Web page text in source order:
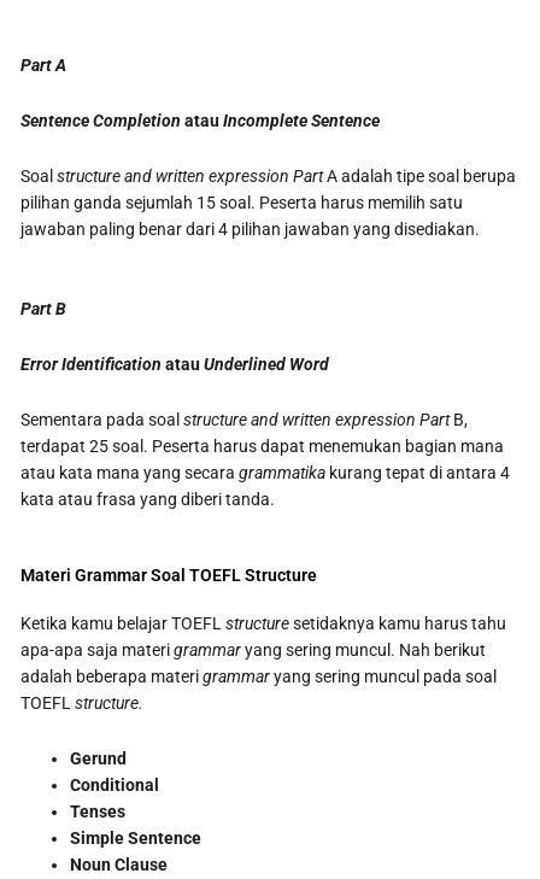
Part A
Sentence Completion atauIncomplete Sentence
Soalstructure and written expression PartA adalah tipe soal berupa
pilihan ganda sejumlah 15 soal. Peserta harus memilih satu
jawaban paling benar dari 4 pilihan jawaban yang disediakan.
Part B
Error Identification atauUnderlined Word
Sementara pada soalstructure and written expression PartB,
terdapat 25 soal. Peserta harus dapat menemukan bagian mana
atau kata mana yang secaragrammatika kurang tepat di antara 4
kata atau frasa yang diberi tanda.
Materi Grammar Soal TOEFL Structure
Ketika kamu belajar TOEFLstructuresetidaknya kamu harus tahu
apa-apa saja materigrammaryang sering muncul. Nah berikut
adalah beberapa materigrammaryang sering muncul pada soal
TOEFLstructure.
Gerund
Conditional
Tenses
Simple Sentence
Noun Clause